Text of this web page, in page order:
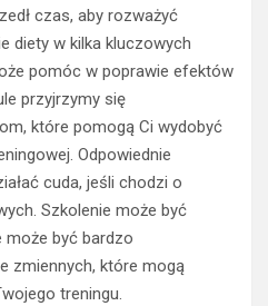
czas, aby rozważyć
diety w kilka kluczowych
pomóc w poprawie efektów
przyjrzymy się
które pomogą Ci wydobyć
Odpowiednie
cuda, jeśli chodzi o
Szkolenie może być
może być bardzo
zmiennych, które mogą
treningu.